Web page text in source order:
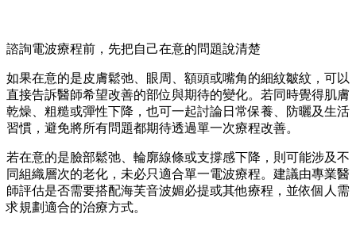
諮詢電波療程前，先把自己在意的問題說清楚
如果在意的是皮膚鬆弛、眼周、額頭或嘴角的細紋皺紋，可以
直接告訴醫師希望改善的部位與期待的變化。若同時覺得肌膚
乾燥、粗糙或彈性下降，也可一起討論日常保養、防曬及生活
習慣，避免將所有問題都期待透過單一次療程改善。
若在意的是臉部鬆弛、輪廓線條或支撐感下降，則可能涉及不
同組織層次的老化，未必只適合單一電波療程。建議由專業醫
師評估是否需要搭配海芙音波媚必提或其他療程，並依個人需
求規劃適合的治療方式。